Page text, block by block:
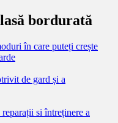
bordurată
în care puteți crește
de gard și a
si întreținere a